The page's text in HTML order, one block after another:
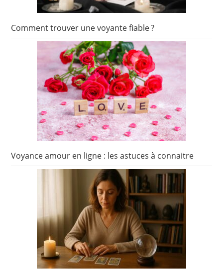
Comment trouver une voyante fiable ?
Voyance amour en ligne : les astuces à connaitre